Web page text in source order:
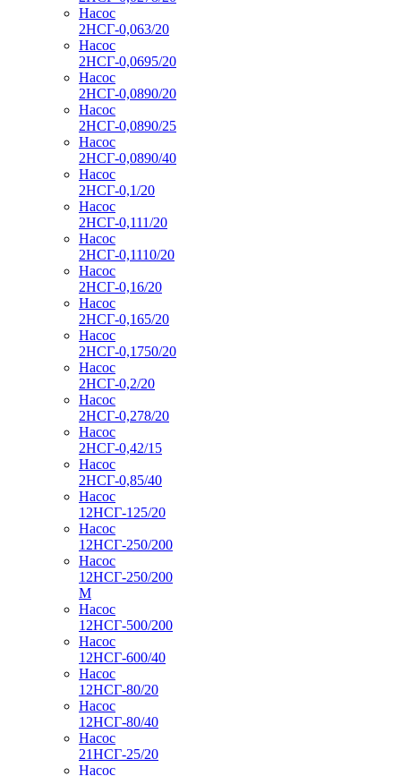
Насос
2НСГ-0,063/20
Насос
2НСГ-0,0695/20
Насос
2НСГ-0,0890/20
Насос
2НСГ-0,0890/25
Насос
2НСГ-0,0890/40
Насос
2НСГ-0,1/20
Насос
2НСГ-0,111/20
Насос
2НСГ-0,1110/20
Насос
2НСГ-0,16/20
Насос
2НСГ-0,165/20
Насос
2НСГ-0,1750/20
Насос
2НСГ-0,2/20
Насос
2НСГ-0,278/20
Насос
2НСГ-0,42/15
Насос
2НСГ-0,85/40
Насос
12НСГ-125/20
Насос
12НСГ-250/200
Насос
12НСГ-250/200
М
Насос
12НСГ-500/200
Насос
12НСГ-600/40
Насос
12НСГ-80/20
Насос
12НСГ-80/40
Насос
21НСГ-25/20
Насос